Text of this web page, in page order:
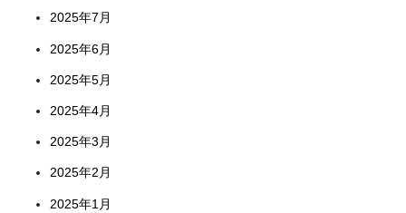
2025年7月
2025年6月
2025年5月
2025年4月
2025年3月
2025年2月
2025年1月